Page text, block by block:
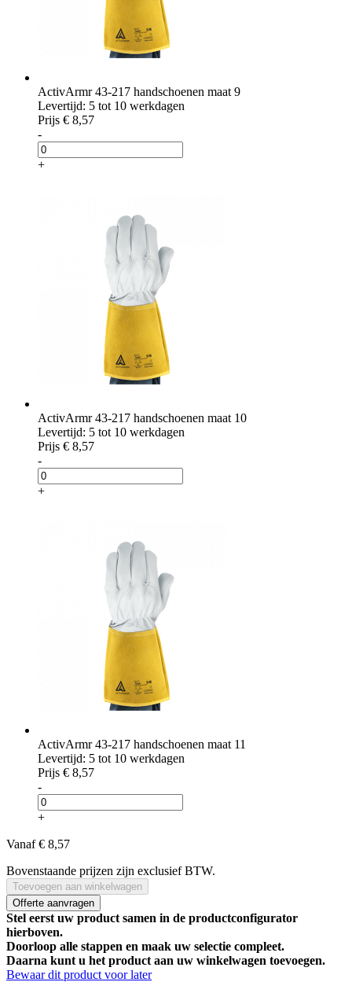
ActivArmr 43-217 handschoenen maat 9
Levertijd: 5 tot 10 werkdagen
Prijs € 8,57
-
+
ActivArmr 43-217 handschoenen maat 10
Levertijd: 5 tot 10 werkdagen
Prijs € 8,57
-
+
ActivArmr 43-217 handschoenen maat 11
Levertijd: 5 tot 10 werkdagen
Prijs € 8,57
-
+
Vanaf € 8,57
Bovenstaande prijzen zijn exclusief BTW.
Toevoegen aan winkelwagen
Offerte aanvragen
Stel eerst uw product samen in de productconfigurator
hierboven.
Doorloop alle stappen en maak uw selectie compleet.
Daarna kunt u het product aan uw winkelwagen toevoegen.
Bewaar dit product voor later